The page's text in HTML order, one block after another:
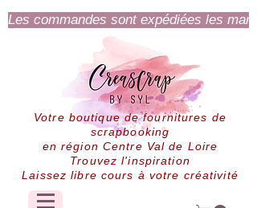
Les commandes sont expédiées les
Votre boutique de fournitures de
scrapbooking
en région Centre Val de Loire
Trouvez l'inspiration
Laissez libre cours à votre créativité